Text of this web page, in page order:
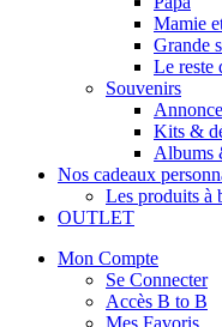
Mamie
Grande
Le reste
Souvenirs
Kits &
Albums
Nos cadeaux
Les produits à
OUTLET
Mon Compte
Se Connecter
Accès B to B
Mes Favoris